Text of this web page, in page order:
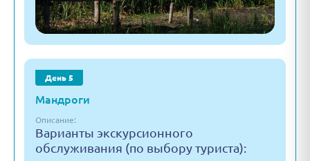
День 5
Мандроги
Описание:
Варианты экскурсионного
обслуживания (по выбору туриста):